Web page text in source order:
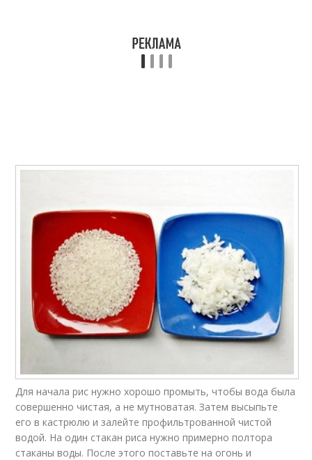
Для начала рис нужно хорошо промыть, чтобы вода была
совершенно чистая, а не мутноватая. Затем высыпьте
его в кастрюлю и залейте профильтрованной чистой
водой. На один стакан риса нужно примерно полтора
стаканы воды. После этого поставьте на огонь и